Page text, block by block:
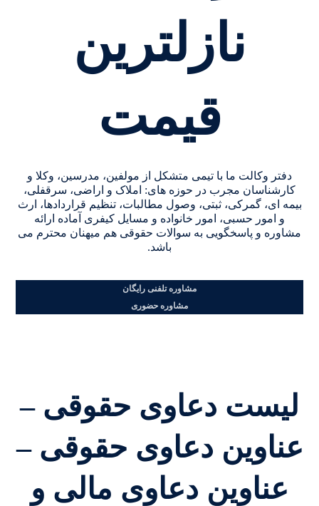
نازلترین
قیمت
دفتر وکالت ما با تیمی متشکل از مولفین، مدرسین، وکلا و
کارشناسان مجرب در حوزه های: املاک و اراضی، سرقفلی،
بیمه ای، گمرکی، ثبتی، وصول مطالبات، تنظیم قراردادها، ارث
و امور حسبی، امور خانواده و مسایل کیفری آماده ارائه
مشاوره و پاسخگویی به سوالات حقوقی هم میهنان محترم می
باشد.
مشاوره تلفنی رایگان
مشاوره حضوری
لیست دعاوی حقوقی –
عناوین دعاوی حقوقی –
عناوين دعاوی مالی و